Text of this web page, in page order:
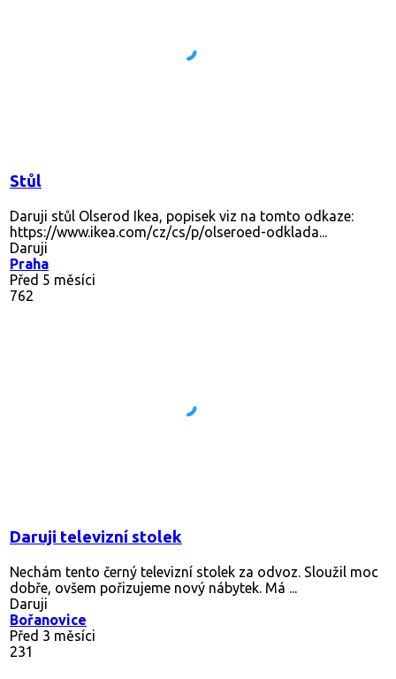
Stůl
Daruji stůl Olserod Ikea, popisek viz na tomto odkaze:
https://www.ikea.com/cz/cs/p/olseroed-odklada...
Daruji
Praha
Před 5 měsíci
762
Daruji televizní stolek
Nechám tento černý televizní stolek za odvoz. Sloužil moc
dobře, ovšem pořizujeme nový nábytek. Má ...
Daruji
Bořanovice
Před 3 měsíci
231